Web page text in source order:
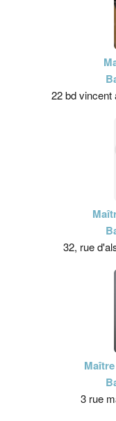
22 bd vincent
32, rue
3 rue